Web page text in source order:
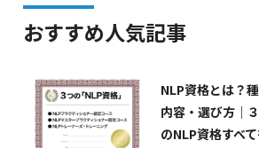
おすすめ人気記事
NLP資格とは？種
内容・選び方｜
のNLP資格すべ